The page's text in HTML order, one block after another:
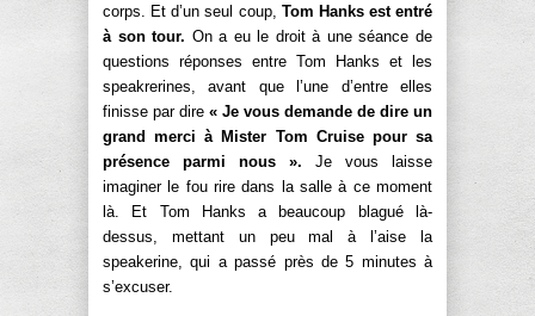
corps. Et d’un seul coup, Tom Hanks est entré
à son tour. On a eu le droit à une séance de
questions réponses entre Tom Hanks et les
speakrerines, avant que l’une d’entre elles
finisse par dire « Je vous demande de dire un
grand merci à Mister Tom Cruise pour sa
présence parmi nous ». Je vous laisse
imaginer le fou rire dans la salle à ce moment
là. Et Tom Hanks a beaucoup blagué là-
dessus, mettant un peu mal à l’aise la
speakerine, qui a passé près de 5 minutes à
s’excuser.